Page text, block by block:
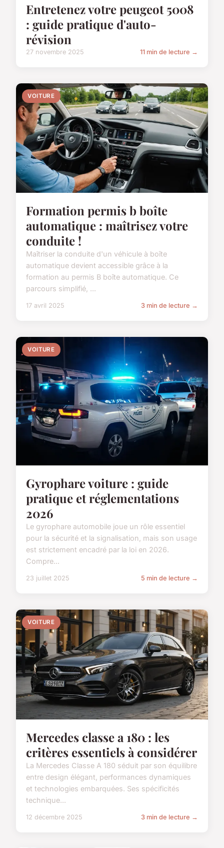
Entretenez votre peugeot 5008
: guide pratique d'auto-
révision
27 novembre 2025 11 min de lecture →
VOITURE
Formation permis b boîte
automatique : maîtrisez votre
conduite !
Maîtriser la conduite d'un véhicule à boîte
automatique devient accessible grâce à la
formation au permis B boîte automatique. Ce
parcours simplifié, ...
17 avril 2025 3 min de lecture →
VOITURE
Gyrophare voiture : guide
pratique et réglementations
2026
Le gyrophare automobile joue un rôle essentiel
pour la sécurité et la signalisation, mais son usage
est strictement encadré par la loi en 2026.
Compre...
23 juillet 2025 5 min de lecture →
VOITURE
Mercedes classe a 180 : les
critères essentiels à considérer
La Mercedes Classe A 180 séduit par son équilibre
entre design élégant, performances dynamiques
et technologies embarquées. Ses spécificités
technique...
12 décembre 2025 3 min de lecture →